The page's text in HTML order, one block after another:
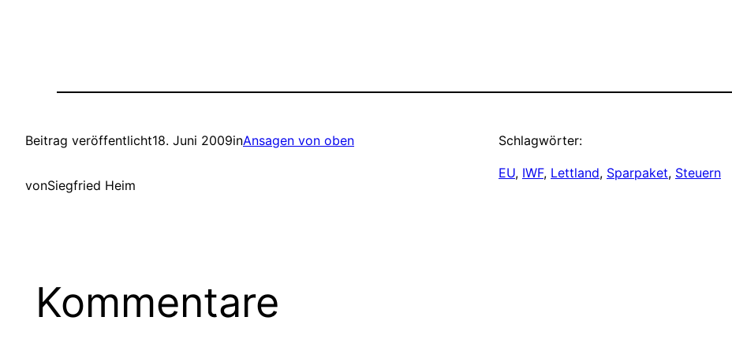
Beitrag veröffentlicht18. Juni 2009inAnsagen von oben
vonSiegfried Heim
Schlagwörter:
EU, IWF, Lettland, Sparpaket, Steuern
Kommentare